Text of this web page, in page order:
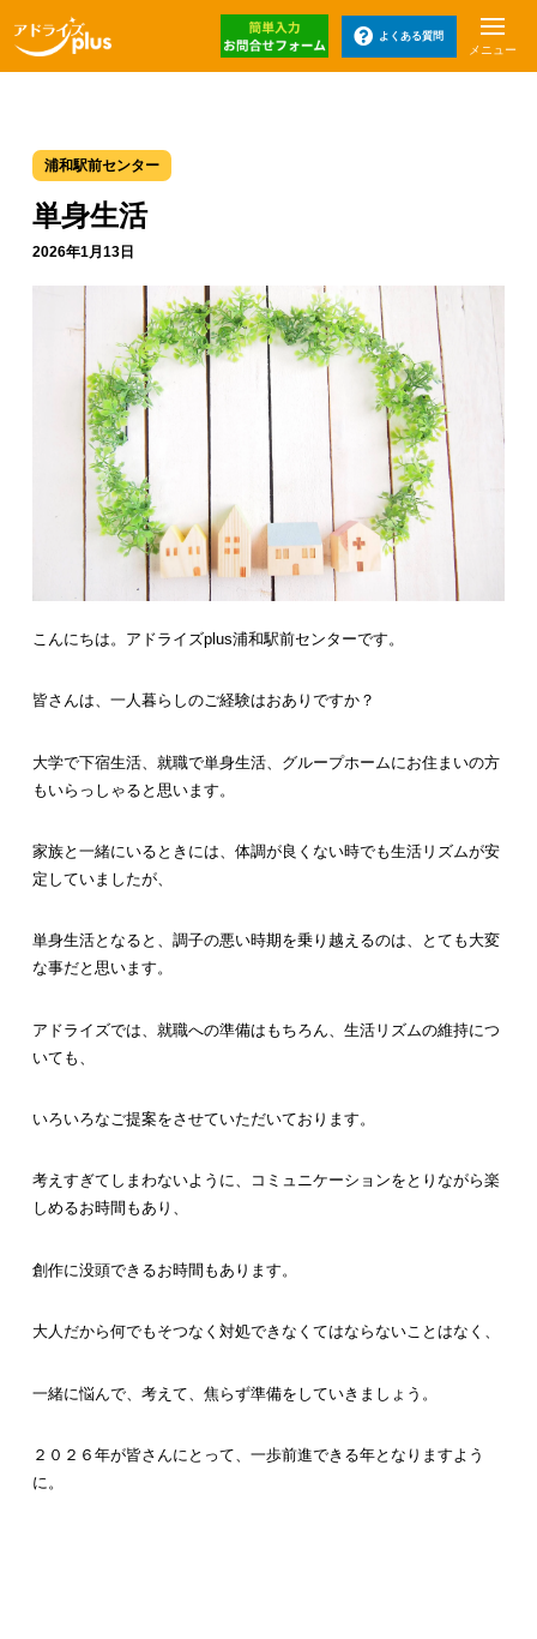
よくある質問
メニュー
浦和駅前センター
単身生活
2026年1月13日
こんにちは。アドライズplus浦和駅前センターです。
皆さんは、一人暮らしのご経験はおありですか？
大学で下宿生活、就職で単身生活、グループホームにお住まいの方
もいらっしゃると思います。
家族と一緒にいるときには、体調が良くない時でも生活リズムが安
定していましたが、
単身生活となると、調子の悪い時期を乗り越えるのは、とても大変
な事だと思います。
アドライズでは、就職への準備はもちろん、生活リズムの維持につ
いても、
いろいろなご提案をさせていただいております。
考えすぎてしまわないように、コミュニケーションをとりながら楽
しめるお時間もあり、
創作に没頭できるお時間もあります。
大人だから何でもそつなく対処できなくてはならないことはなく、
一緒に悩んで、考えて、焦らず準備をしていきましょう。
２０２６年が皆さんにとって、一歩前進できる年となりますよう
に。